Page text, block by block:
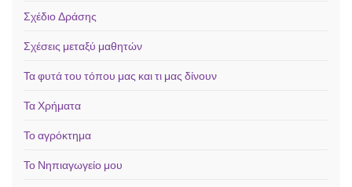
Σχέδιο Δράσης
Σχέσεις μεταξύ μαθητών
Τα φυτά του τόπου μας και τι μας δίνουν
Τα Χρήματα
Το αγρόκτημα
Το Νηπιαγωγείο μου